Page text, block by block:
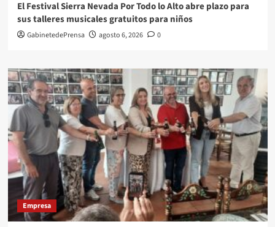
El Festival Sierra Nevada Por Todo lo Alto abre plazo para
sus talleres musicales gratuitos para niños
GabinetedePrensa agosto 6, 2026 0
Empresa